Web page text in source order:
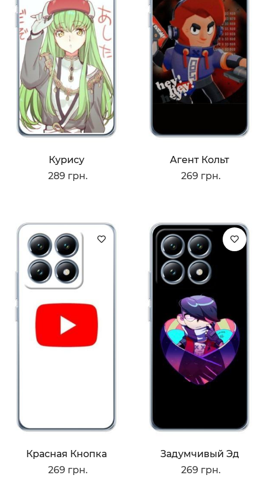
Курису
289 грн.
Агент Кольт
269 грн.
Красная Кнопка
269 грн.
Задумчивый Эд
269 грн.